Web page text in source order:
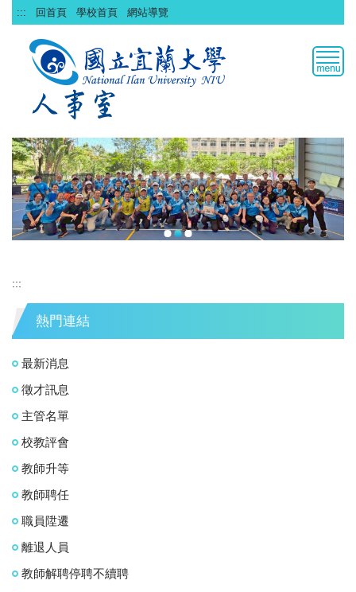
跳
到
::: 回首頁 學校首頁 網站導覽
:::
熱門連結
最新消息
徵才訊息
主管名單
校教評會
教師升等
教師聘任
職員陞遷
離退人員
教師解聘停聘不續聘